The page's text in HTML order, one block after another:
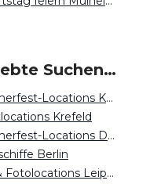
Beliebte Suchen auf Event Inc
Sommerfest-Locations Kassel
Krefeld
Sommerfest-Locations Dortmund
Berlin
Film & Fotolocations Leipzig